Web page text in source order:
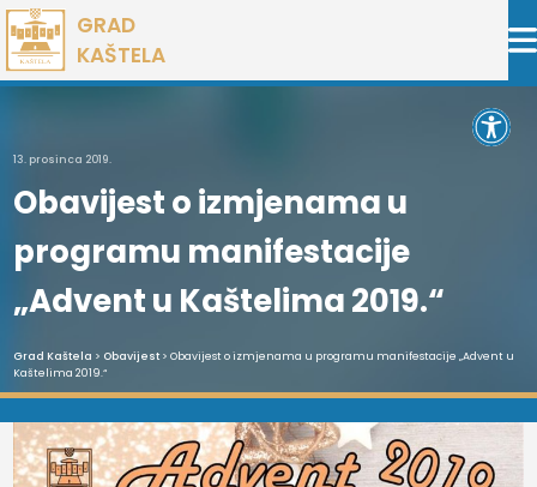
Preskoči
na
sadržaj
GRAD
KAŠTELA
13. prosinca 2019.
Obavijest o izmjenama u
programu manifestacije
„Advent u Kaštelima 2019.“
Grad Kaštela > Obavijest> Obavijest o izmjenama u programu manifestacije „Advent u
Kaštelima 2019.“